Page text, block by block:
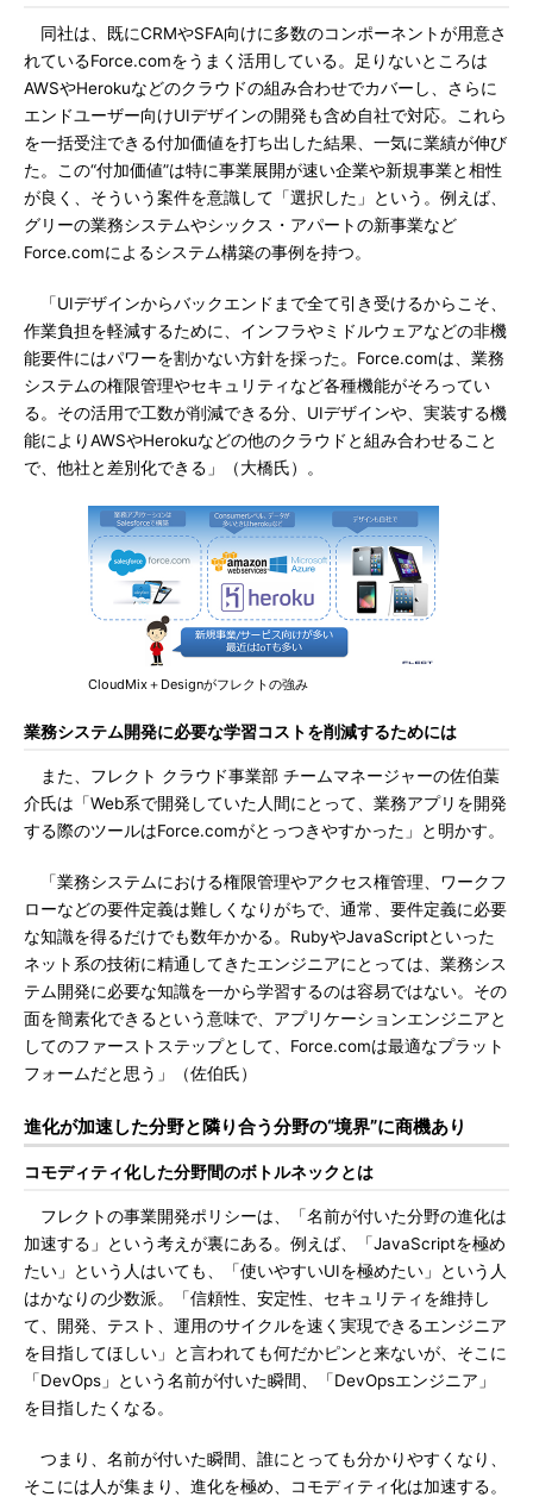
同社は、既にCRMやSFA向けに多数のコンポーネントが用意さ
れているForce.comをうまく活用している。足りないところは
AWSやHerokuなどのクラウドの組み合わせでカバーし、さらに
エンドユーザー向けUIデザインの開発も含め自社で対応。これら
を一括受注できる付加価値を打ち出した結果、一気に業績が伸び
た。この“付加価値”は特に事業展開が速い企業や新規事業と相性
が良く、そういう案件を意識して「選択した」という。例えば、
グリーの業務システムやシックス・アパートの新事業など
Force.comによるシステム構築の事例を持つ。
「UIデザインからバックエンドまで全て引き受けるからこそ、
作業負担を軽減するために、インフラやミドルウェアなどの非機
能要件にはパワーを割かない方針を採った。Force.comは、業務
システムの権限管理やセキュリティなど各種機能がそろってい
る。その活用で工数が削減できる分、UIデザインや、実装する機
能によりAWSやHerokuなどの他のクラウドと組み合わせること
で、他社と差別化できる」（大橋氏）。
CloudMix＋Designがフレクトの強み
業務システム開発に必要な学習コストを削減するためには
また、フレクト クラウド事業部 チームマネージャーの佐伯葉
介氏は「Web系で開発していた人間にとって、業務アプリを開発
する際のツールはForce.comがとっつきやすかった」と明かす。
「業務システムにおける権限管理やアクセス権管理、ワークフ
ローなどの要件定義は難しくなりがちで、通常、要件定義に必要
な知識を得るだけでも数年かかる。RubyやJavaScriptといった
ネット系の技術に精通してきたエンジニアにとっては、業務シス
テム開発に必要な知識を一から学習するのは容易ではない。その
面を簡素化できるという意味で、アプリケーションエンジニアと
してのファーストステップとして、Force.comは最適なプラット
フォームだと思う」（佐伯氏）
進化が加速した分野と隣り合う分野の“境界”に商機あり
コモディティ化した分野間のボトルネックとは
フレクトの事業開発ポリシーは、「名前が付いた分野の進化は
加速する」という考えが裏にある。例えば、「JavaScriptを極め
たい」という人はいても、「使いやすいUIを極めたい」という人
はかなりの少数派。「信頼性、安定性、セキュリティを維持し
て、開発、テスト、運用のサイクルを速く実現できるエンジニア
を目指してほしい」と言われても何だかピンと来ないが、そこに
「DevOps」という名前が付いた瞬間、「DevOpsエンジニア」
を目指したくなる。
つまり、名前が付いた瞬間、誰にとっても分かりやすくなり、
そこには人が集まり、進化を極め、コモディティ化は加速する。